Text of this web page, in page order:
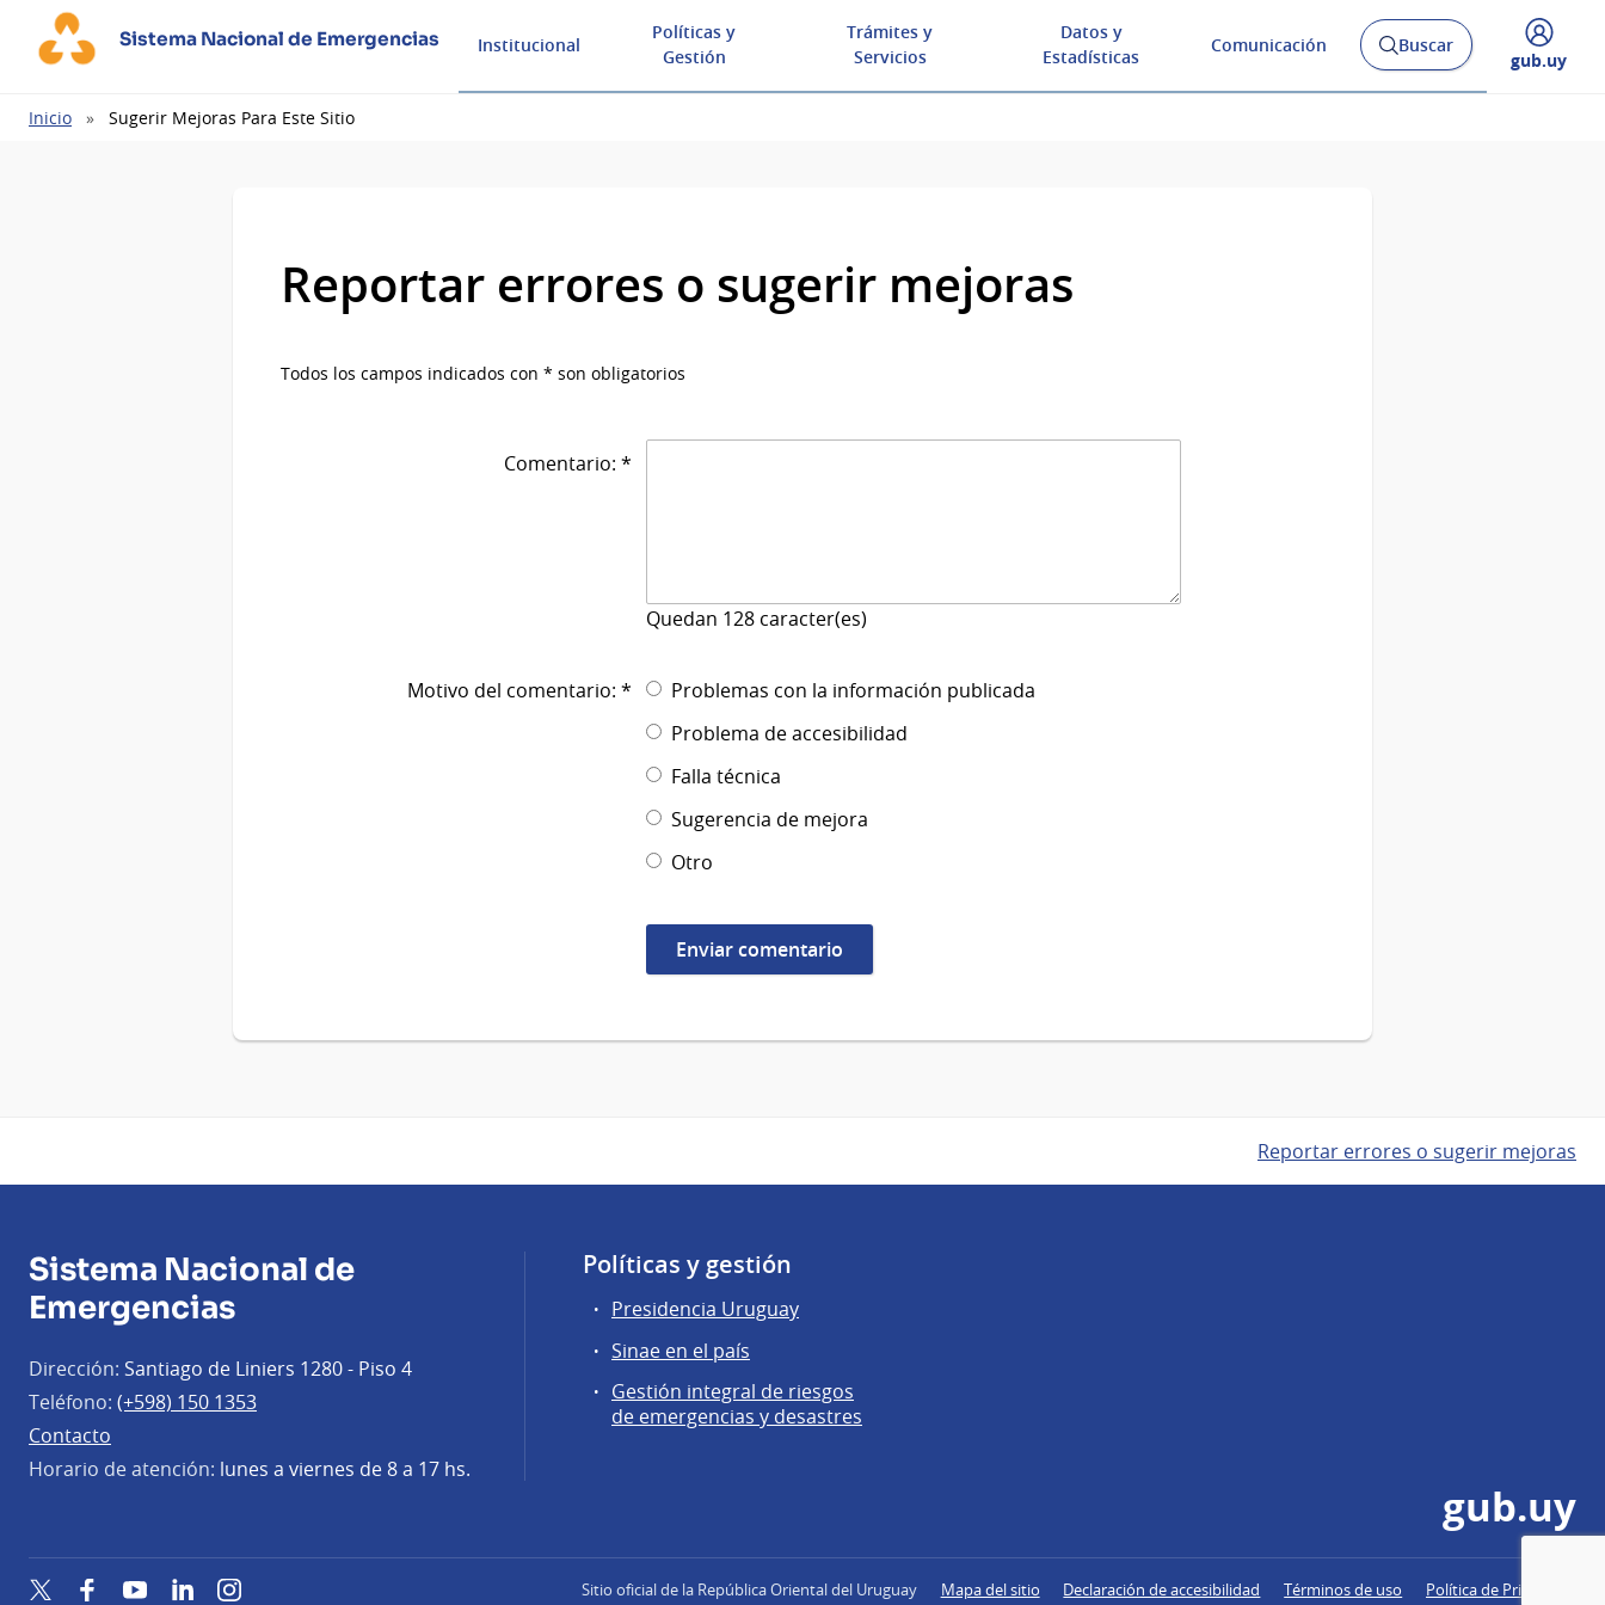
Sistema Nacional de Emergencias Institucional
Políticas y
Gestión
Trámites y
Servicios
Datos y
Estadísticas
Comunicación
AbrirBuscar
Desplegar
gub.uy
Ruta
Inicio Sugerir Mejoras Para Este Sitio
Reportar errores o sugerir mejoras
Todos los campos indicados con * son obligatorios
Comentario: *
Quedan 128 caracter(es)
Motivo del comentario: *
Problemas con la información publicada
Problema de accesibilidad
Falla técnica
Sugerencia de mejora
Otro
Reportar errores o sugerir mejoras
Sistema Nacional de
Emergencias
Dirección: Santiago de Liniers 1280 - Piso 4
Teléfono: (+598) 150 1353
Contacto
Horario de atención: lunes a viernes de 8 a 17 hs.
Políticas y gestión
Presidencia Uruguay
Sinae en el país
Gestión integral de riesgos
de emergencias y desastres
gub.uy
Twitter FacebookYouTubeLinkedInInstagram Sitio oficial de la República Oriental del Uruguay Mapa del sitio Declaración de accesibilidad Términos de uso Política de Privacidad